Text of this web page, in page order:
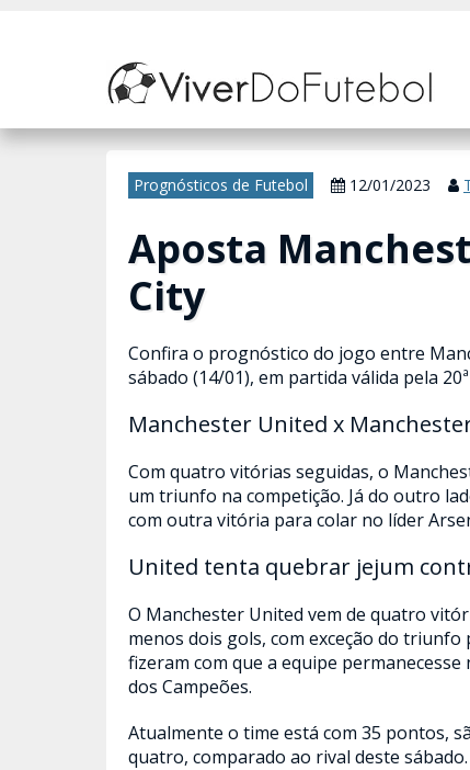
Prognósticos de Futebol 12/01/2023
Aposta
City
Confira o prognóstico do jogo entre
sábado (14/01), em partida válida pela
Manchester United x
Com quatro vitórias seguidas, o
um triunfo na competição. Já do outro
com outra vitória para colar no líder
United tenta quebrar jejum
O Manchester United vem de quatro
menos dois gols, com exceção do
fizeram com que a equipe
dos Campeões.
Atualmente o time está com 35 pontos,
quatro, comparado ao rival deste sábado.